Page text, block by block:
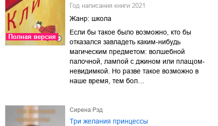
Полная версия
Год написания книги 2021
Жанр: школа
Если бы такое было возможно, кто бы
отказался завладеть каким-нибудь
магическим предметом: волшебной
палочной, лампой с джином или плащом-
невидимкой. Но разве такое возможно в
наше время, тем бол…
Сирена Рэд
Три желания принцессы